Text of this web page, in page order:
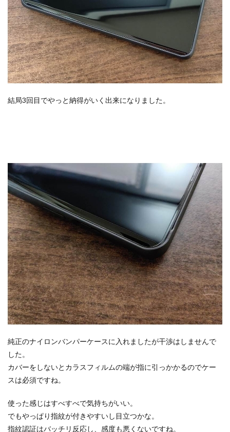
結局3回目でやっと納得がいく出来になりました。
純正のナイロンバンパーケースに入れましたが干渉はしませんで
した。
カバーをしないとカラスフィルムの端が指に引っかかるのでケー
スは必須ですね。
使った感じはすべすべで気持ちがいい。
でもやっぱり指紋が付きやすいし目立つかな。
指紋認証はバッチリ反応し、感度も悪くないですね。